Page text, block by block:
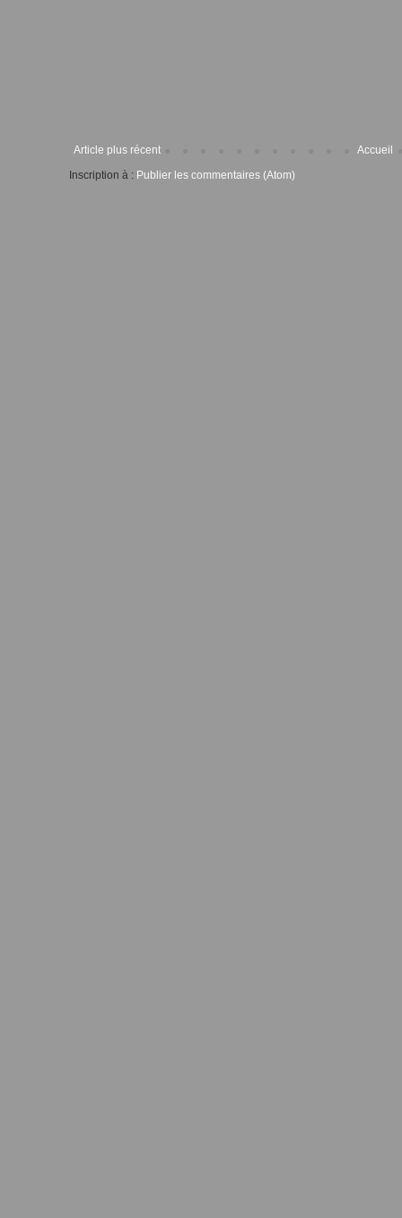
Article plus récent
Accueil
Inscription à : Publier les commentaires (Atom)